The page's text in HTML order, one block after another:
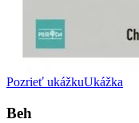
Pozrieť ukážkuUkážka
Beh